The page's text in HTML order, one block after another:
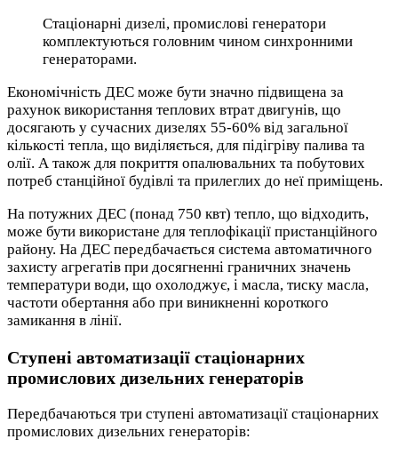
Стаціонарні дизелі, промислові генератори
комплектуються головним чином синхронними
генераторами.
Економічність ДЕС може бути значно підвищена за
рахунок використання теплових втрат двигунів, що
досягають у сучасних дизелях 55-60% від загальної
кількості тепла, що виділяється, для підігріву палива та
олії. А також для покриття опалювальних та побутових
потреб станційної будівлі та прилеглих до неї приміщень.
На потужних ДЕС (понад 750 квт) тепло, що відходить,
може бути використане для теплофікації пристанційного
району. На ДЕС передбачається система автоматичного
захисту агрегатів при досягненні граничних значень
температури води, що охолоджує, і масла, тиску масла,
частоти обертання або при виникненні короткого
замикання в лінії.
Ступені автоматизації стаціонарних
промислових дизельних генераторів
Передбачаються три ступені автоматизації стаціонарних
промислових дизельних генераторів: